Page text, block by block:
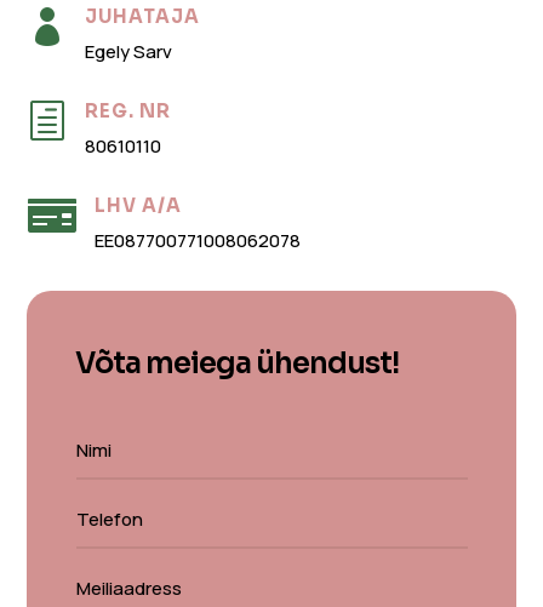
 JUHATAJA
Egely Sarv
h REG. NR
80610110
 LHV A/A
EE087700771008062078
Võta meiega ühendust!